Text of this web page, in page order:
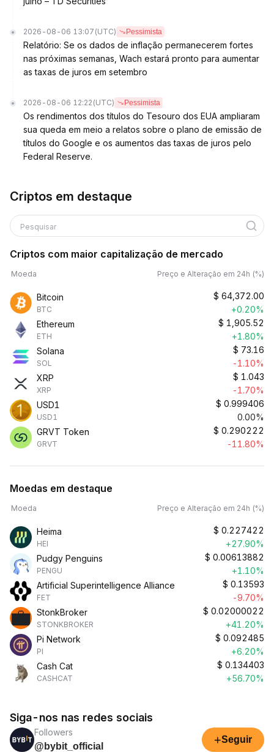
2026-08-06 13:07 (UTC) Pessimista
Relatório: Se os dados de inflação permanecerem fortes
nas próximas semanas, Wach estará pronto para aumentar
as taxas de juros em setembro
2026-08-06 12:22 (UTC) Pessimista
Os rendimentos dos títulos do Tesouro dos EUA ampliaram
sua queda em meio a relatos sobre o plano de emissão de
títulos do Google e os aumentos das taxas de juros pelo
Federal Reserve.
Criptos em destaque
Pesquisar
Criptos com maior capitalização de mercado
Moeda Preço e Alteração em 24h (%)
Bitcoin
BTC
$ 64,372.00
+0.20%
Ethereum
ETH
$ 1,905.52
+1.80%
Solana
SOL
$ 73.16
-1.10%
XRP
XRP
$ 1.043
-1.70%
USD1
USD1
$ 0.999406
0.00%
GRVT Token
GRVT
$ 0.290222
-11.80%
Moedas em destaque
Moeda Preço e Alteração em 24h (%)
Heima
HEI
$ 0.227422
+27.90%
Pudgy Penguins
PENGU
$ 0.00613882
+1.10%
Artificial Superintelligence Alliance
FET
$ 0.13593
-9.70%
StonkBroker
STONKBROKER
$ 0.02000022
+41.20%
Pi Network
PI
$ 0.092485
+6.20%
Cash Cat
CASHCAT
$ 0.134403
+56.70%
Siga-nos nas redes sociais
Followers
@bybit_official
+Seguir